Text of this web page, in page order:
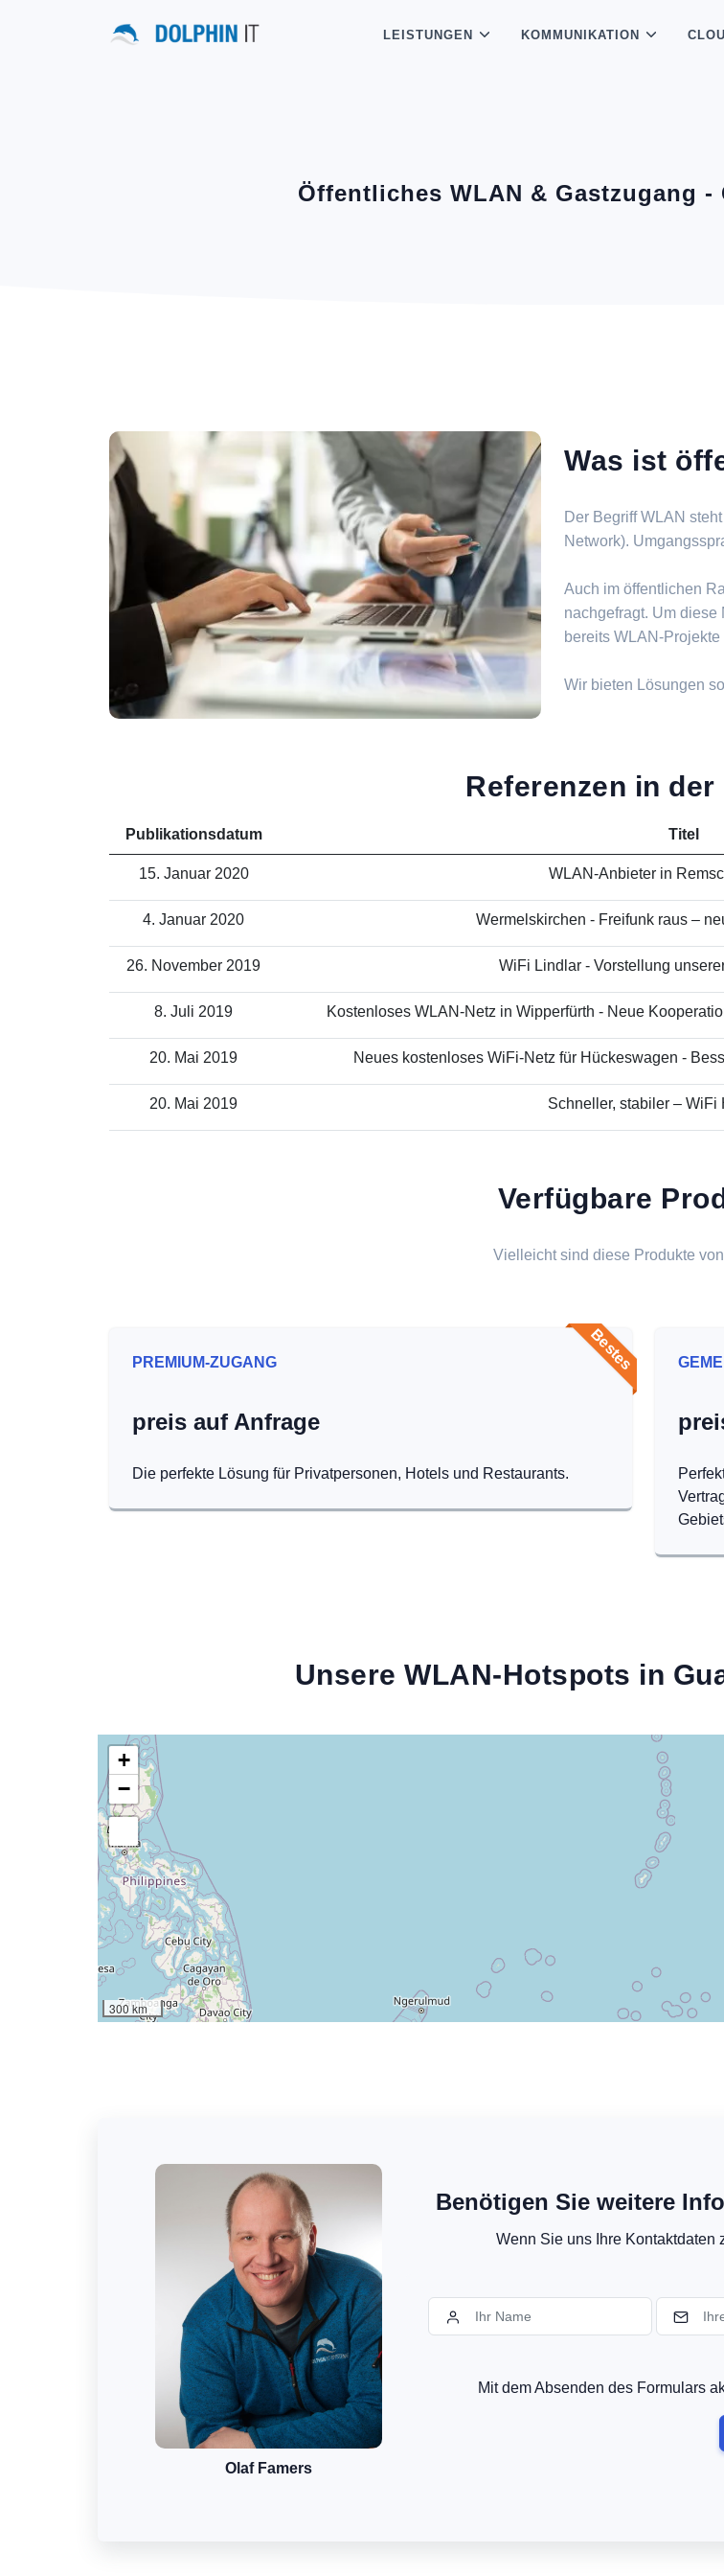
LEISTUNGEN KOMMUNIKATION
Öffentliches WLAN & Gastzugang -
Was ist
Der Begriff WLAN
Network).
Auch im öffentlichen
nachgefragt. Um
bereits WLAN-
Wir bieten Lösungen
Referenzen in der
Publikationsdatum Titel
15. Januar 2020 WLAN-Anbieter in
4. Januar 2020 Wermelskirchen - Freifunk raus –
26. November 2019 WiFi Lindlar - Vorstellung
8. Juli 2019 Kostenloses WLAN-Netz in Wipperfürth - Neue
20. Mai 2019 Neues kostenloses WiFi-Netz für Hückeswagen -
20. Mai 2019 Schneller, stabiler – WiFi
Verfügbare
Vielleicht sind diese Produkte
Bestes
PREMIUM-ZUGANG
preis auf Anfrage
Die perfekte Lösung für Privatpersonen, Hotels und Restaurants.
Unsere WLAN-Hotspots in
+
−
300 km
Olaf Famers
Benötigen Sie weitere
Wenn Sie uns Ihre Kontaktdaten
Mit dem Absenden des Formulars